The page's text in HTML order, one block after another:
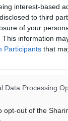
interest-based
to third
of your
This information
Participants that
Data Processing
opt-out of the
αναζήτησης
μας στο Google